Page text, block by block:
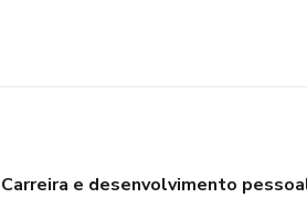
Carreira e desenvolvimento